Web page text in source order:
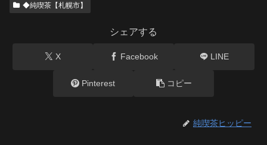
◆純喫茶【札幌市】
シェアする
X Facebook LINE
Pinterest コピー
純喫茶ヒッピー